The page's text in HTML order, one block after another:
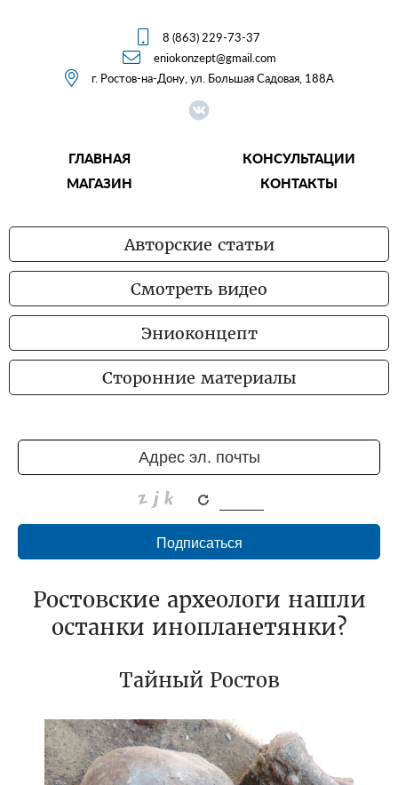
 8 (863) 229-73-37
 eniokonzept@gmail.com
 г. Ростов-на-Дону, ул. Большая Садовая, 188А
ГЛАВНАЯ
КОНСУЛЬТАЦИИ
МАГАЗИН
КОНТАКТЫ
Авторские статьи
Смотреть видео
Эниоконцепт
Сторонние материалы
Ростовские археологи нашли
останки инопланетянки?
Тайный Ростов